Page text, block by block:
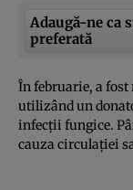
Adaugă-ne ca
preferată
În februarie, a
utilizând un
infecţii fungice.
cauza circulaţiei